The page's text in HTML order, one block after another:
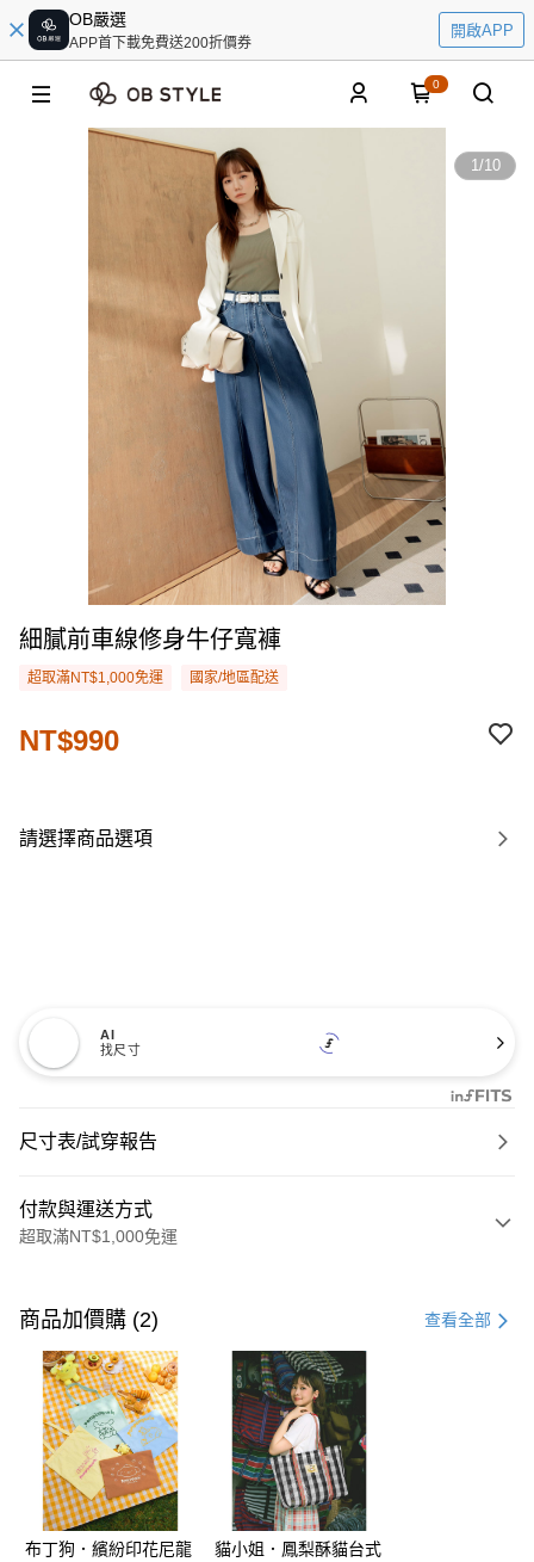
OB嚴選
APP首下載免費送200折價券
開啟APP
0
1/10
細膩前車線修身牛仔寬褲
超取滿NT$1,000免運 國家/地區配送
NT$990
請選擇商品選項
AI
找尺寸
尺寸表/試穿報告
付款與運送方式
超取滿NT$1,000免運
信用卡一次付款
購物金
超商取貨付款
LINE Pay
街口支付
運送方式
商品加價購 (2) 查看全部
布丁狗．繽紛印花尼龍
貓小姐．鳳梨酥貓台式